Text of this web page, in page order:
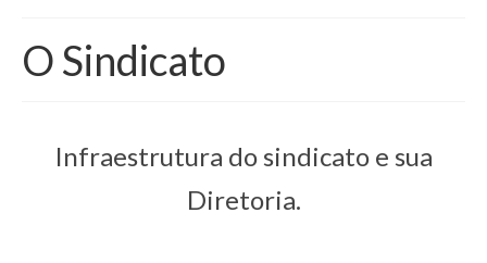
O Sindicato
Convênios
Convenções Coletivas
O Sindicato
Infraestrutura do sindicato e sua
Diretoria.